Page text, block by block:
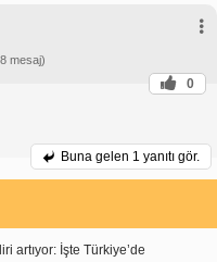
mesaj)
0
Buna gelen 1 yanıtı gör.
artıyor: İşte Türkiye’de